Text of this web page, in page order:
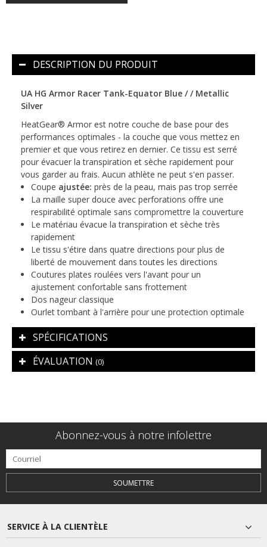
DESCRIPTION DU PRODUIT
UA HG Armor Racer Tank-Equator Blue / / Metallic
Silver
HeatGear® Armor est notre couche de base pour des
performances optimales - la couche que vous mettez en
premier et que vous retirez en dernier. Ce tissu est serré
pour évacuer la transpiration et sèche rapidement pour
vous garder au frais. Aucun athlète ne peut s'en passer.
Coupe ajustée: près de la peau, mais pas trop serrée
La maille super douce avec perforations offre une
respirabilité optimale sans compromettre la couverture
Le matériau évacue la transpiration et sèche très
rapidement
Le tissu s'étire dans quatre directions pour plus de
liberté de mouvement dans toutes les directions
Coutures plates roulées vers l'avant pour un
ajustement confortable sans frottement
Dos nageur classique
Ourlet tombant à l'arrière pour une protection optimale
SPÉCIFICATIONS
ÉVALUATION (0)
Abonnez-vous à notre infolettre
SOUMETTRE
SERVICE À LA CLIENTÈLE